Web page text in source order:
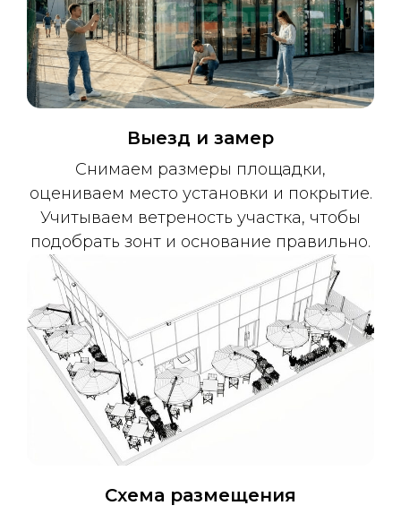
Выезд и замер
Снимаем размеры площадки,
оцениваем место установки и покрытие.
Учитываем ветреность участка, чтобы
подобрать зонт и основание правильно.
Схема размещения
Нужна консультация?
Оставьте заявку и мы свяжемся
с вами в течение 10 минут